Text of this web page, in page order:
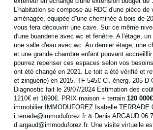
L'habitation se compose au RDC d'une pièce de
aménagée, équipée d''une cheminée à bois de
vous fera découvrir une cave. Sur ce même
d'une buanderie avec wc et fenêtre. A l'étage,
une salle d'eau avec wc. Au dernier étage, une
et une grande chambre enfant pouvant
pourrez repenser ces espaces selon vos
ont été changé en 2021. Le toit a été vérifié et
et zinguerie) en 2015. TF 545€ Cl. énerg. 205 D
Diagnostic fait le 29/07/2024 Estimation des
1210€ et 1690€. PRIX maison + terrain 120
immobilier IMMODUFOREZ Isabelle TERRADE
i.terrade@immoduforez.fr & Denis ARGAUD 06
d.argaud@immoduforez.fr. Une visite virtuelle